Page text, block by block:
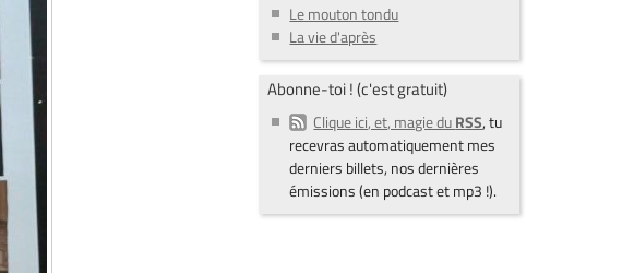
Le mouton tondu
La vie d'après
Abonne-toi ! (c'est gratuit)
Clique ici, et, magie duRSS, tu
recevras automatiquement mes
derniers billets, nos dernières
émissions (en podcast et mp3 !).